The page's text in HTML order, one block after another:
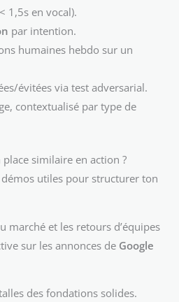
1,5s en vocal).
par intention.
humaines hebdo sur un
évitées via test adversarial.
contextualisé par type de
similaire en action ?
démos utiles pour structurer ton
marché et les retours d’équipes
sur les annonces de Google
des fondations solides.